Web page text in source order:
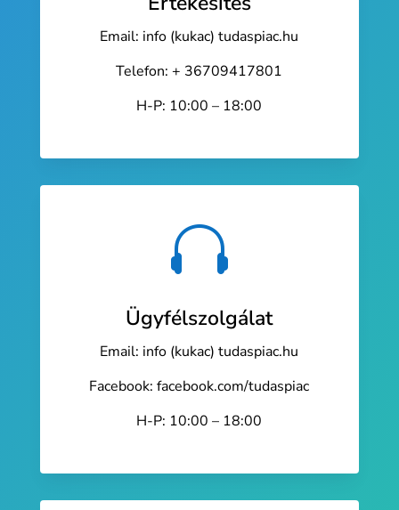
Email: info (kukac) tudaspiac.hu
Telefon: + 36709417801
H-P: 10:00 – 18:00

Ügyfélszolgálat
Email: info (kukac) tudaspiac.hu
Facebook: facebook.com/tudaspiac
H-P: 10:00 – 18:00